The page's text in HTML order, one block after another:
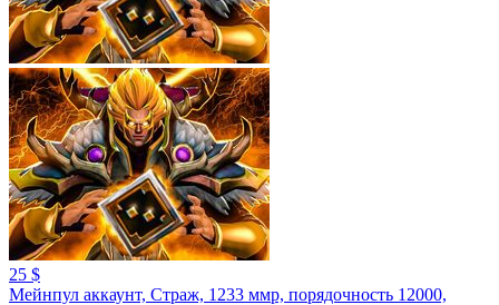
25 $
Мейнпул аккаунт, Страж, 1233 ммр, порядочность 12000,